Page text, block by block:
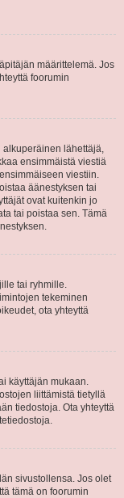
määrittelemä. Jos
foorumin
alkuperäinen lähettäjä,
ensimmäistä viestiä
viestiin.
äänestyksen tai
ovat kuitenkin jo
tai poistaa sen. Tämä
tai ryhmille.
tekeminen
ota yhteyttä
käyttäjän mukaan.
liittämistä tietyllä
tiedostoja. Ota yhteyttä
sivustollensa. Jos olet
tämä on foorumin